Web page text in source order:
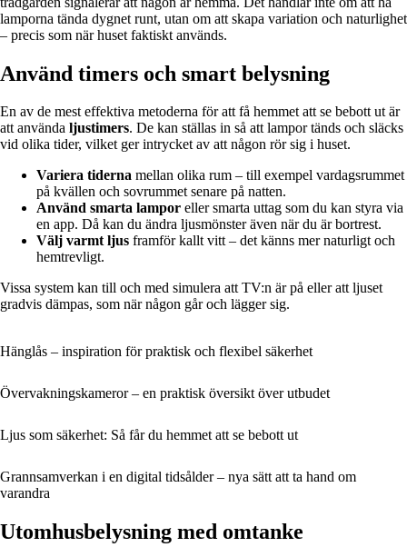
lamporna tända dygnet runt, utan om att skapa variation och naturlighet
– precis som när huset faktiskt används.
Använd timers och smart belysning
En av de mest effektiva metoderna för att få hemmet att se bebott ut är
att använda ljustimers. De kan ställas in så att lampor tänds och släcks
vid olika tider, vilket ger intrycket av att någon rör sig i huset.
Variera tiderna mellan olika rum – till exempel vardagsrummet
på kvällen och sovrummet senare på natten.
Använd smarta lampor eller smarta uttag som du kan styra via
en app. Då kan du ändra ljusmönster även när du är bortrest.
Välj varmt ljus framför kallt vitt – det känns mer naturligt och
hemtrevligt.
Vissa system kan till och med simulera att TV:n är på eller att ljuset
gradvis dämpas, som när någon går och lägger sig.
Hänglås – inspiration för praktisk och flexibel säkerhet
Övervakningskameror – en praktisk översikt över utbudet
Ljus som säkerhet: Så får du hemmet att se bebott ut
Grannsamverkan i en digital tidsålder – nya sätt att ta hand om
varandra
Utomhusbelysning med omtanke